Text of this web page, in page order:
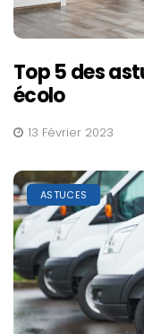
Top 5 des
écolo
13 Février 2023
ASTUCES